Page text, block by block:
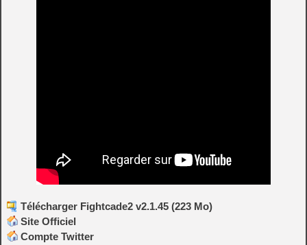
Télécharger Fightcade2 v2.1.45 (223 Mo)
Site Officiel
Compte Twitter